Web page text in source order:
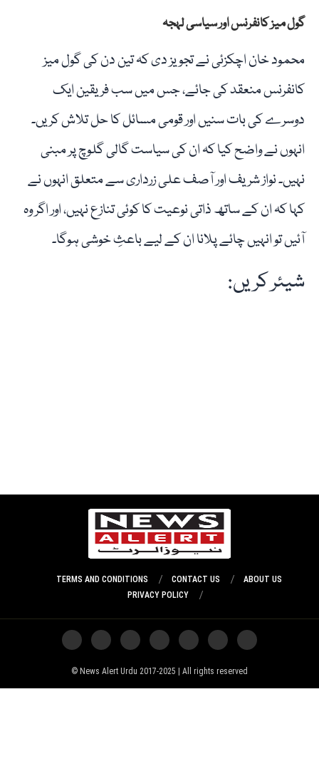
گول میز کانفرنس اور سیاسی لہجہ
محمود خان اچکزئی نے تجویز دی کہ تین دن کی گول میز
کانفرنس منعقد کی جائے، جس میں سب فریقین ایک
دوسرے کی بات سنیں اور قومی مسائل کا حل تلاش کریں۔
انہوں نے واضح کیا کہ ان کی سیاست گالی گلوچ پر مبنی
نہیں۔ نواز شریف اور آصف علی زرداری سے متعلق انہوں نے
کہا کہ ان کے ساتھ ذاتی نوعیت کا کوئی تنازع نہیں، اور اگر وہ
آئیں تو انہیں چائے پلانا ان کے لیے باعثِ خوشی ہوگا۔
شیئر کریں:
ABOUT US
CONTACT US
TERMS AND CONDITIONS
PRIVACY POLICY
News Alert Urdu 2017-2025 | All rights reserved ©